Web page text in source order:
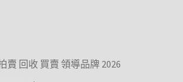
賣 回收 買賣 領導品牌 2026
.